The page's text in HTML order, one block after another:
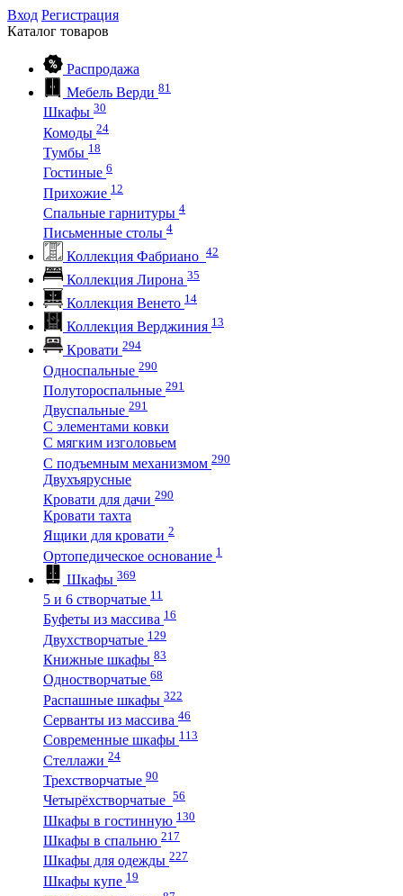
Вход Регистрация
Каталог товаров
Распродажа
Мебель Верди 81
Шкафы 30
Комоды 24
Тумбы 18
Гостиные 6
Прихожие 12
Спальные гарнитуры 4
Письменные столы 4
Коллекция Фабриано 42
Коллекция Лирона 35
Коллекция Венето 14
Коллекция Верджиния 13
Кровати 294
Односпальные 290
Полутороспальные 291
Двуспальные 291
С элементами ковки
С мягким изголовьем
С подъемным механизмом 290
Двухъярусные
Кровати для дачи 290
Кровати тахта
Ящики для кровати 2
Ортопедическое основание 1
Шкафы 369
5 и 6 створчатые 11
Буфеты из массива 16
Двухстворчатые 129
Книжные шкафы 83
Одностворчатые 68
Распашные шкафы 322
Серванты из массива 46
Современные шкафы 113
Стеллажи 24
Трехстворчатые 90
Четырёхстворчатые 56
Шкафы в гостинную 130
Шкафы в спальню 217
Шкафы для одежды 227
Шкафы купе 19